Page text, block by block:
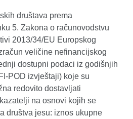
društava prema
5. Zakona o računovodstvu
2013/34/EU Europskog
veličine nefinancijskog
dostupni podaci iz godišnjih
POD izvještaji) koje su
redovito dostavljati
na osnovi kojih se
društva jesu: iznos ukupne